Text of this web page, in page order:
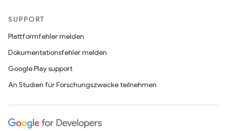
SUPPORT
Plattformfehler melden
Dokumentationsfehler melden
Google Play support
An Studien für Forschungszwecke teilnehmen